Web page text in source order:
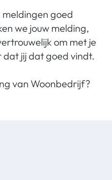
meldingen goed
we jouw melding,
om met je
dat jij dat goed vindt.
van Woonbedrijf?